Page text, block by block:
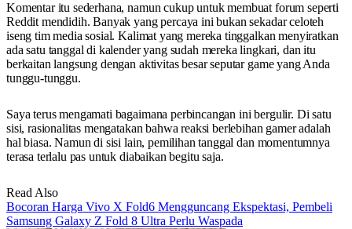
Komentar itu sederhana, namun cukup untuk membuat forum seperti
Reddit mendidih. Banyak yang percaya ini bukan sekadar celoteh
iseng tim media sosial. Kalimat yang mereka tinggalkan menyiratkan
ada satu tanggal di kalender yang sudah mereka lingkari, dan itu
berkaitan langsung dengan aktivitas besar seputar game yang Anda
tunggu-tunggu.
Saya terus mengamati bagaimana perbincangan ini bergulir. Di satu
sisi, rasionalitas mengatakan bahwa reaksi berlebihan gamer adalah
hal biasa. Namun di sisi lain, pemilihan tanggal dan momentumnya
terasa terlalu pas untuk diabaikan begitu saja.
Read Also
Bocoran Harga Vivo X Fold6 Mengguncang Ekspektasi, Pembeli
Samsung Galaxy Z Fold 8 Ultra Perlu Waspada